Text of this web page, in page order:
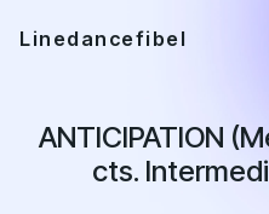
Linedancefibel
ANTICIPATION
cts.